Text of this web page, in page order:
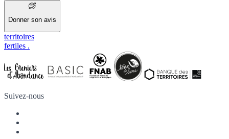
Donner son avis
territoires
fertiles .
Suivez-nous